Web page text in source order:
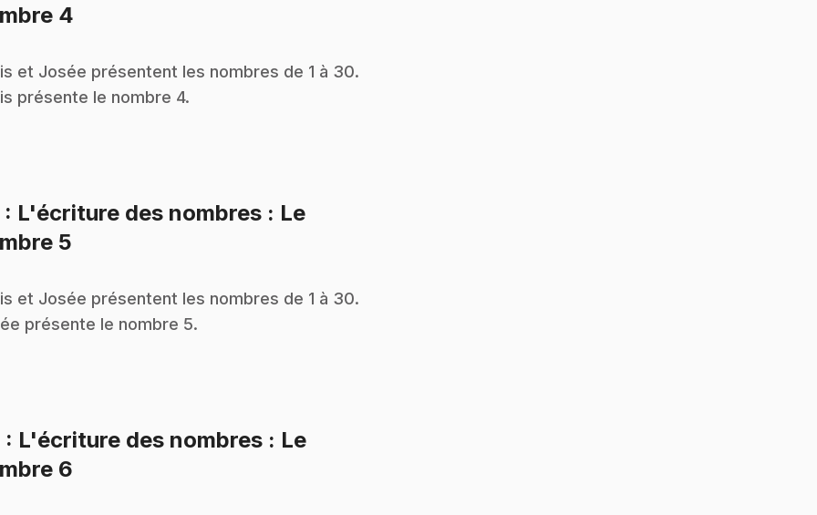
4
et Josée présentent les nombres de 1 à 30.
présente le nombre 4.
: L'écriture des nombres : Le
5
et Josée présentent les nombres de 1 à 30.
présente le nombre 5.
: L'écriture des nombres : Le
6